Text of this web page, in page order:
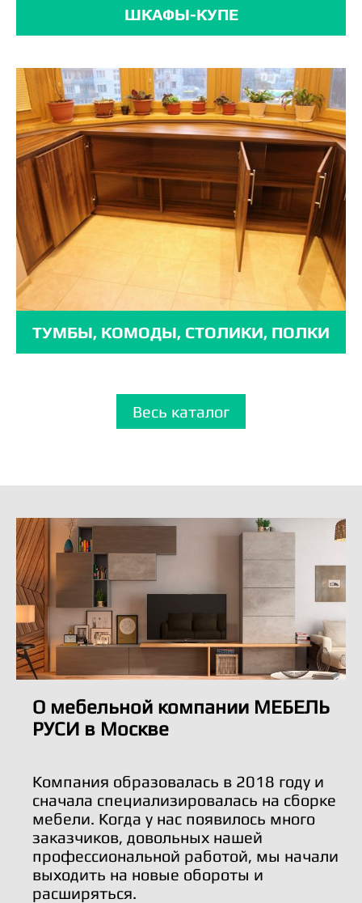
ШКАФЫ-КУПЕ
ТУМБЫ, КОМОДЫ, СТОЛИКИ, ПОЛКИ
Весь каталог
О мебельной компании МЕБЕЛЬ
РУСИ в Москве
Компания образовалась в 2018 году и
сначала специализировалась на сборке
мебели. Когда у нас появилось много
заказчиков, довольных нашей
профессиональной работой, мы начали
выходить на новые обороты и
расширяться.